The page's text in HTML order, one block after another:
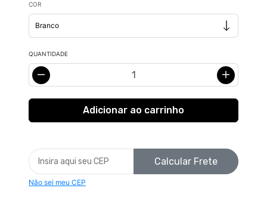
COR
QUANTIDADE
Calcular Frete
Não sei meu CEP